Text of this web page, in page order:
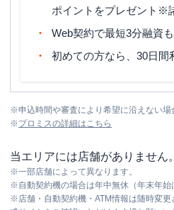
ポイントをプレゼント※
Web契約で最短3分融資
初めての方なら、30日
※申込時間や審査により希望に沿えない場
※プロミスの詳細はこちら
当エリアには店舗がありません。
※一部店舗によって異なります。
※自動契約機の場合は年中無休（年末年始
※店舗・自動契約機・ATM情報は随時変